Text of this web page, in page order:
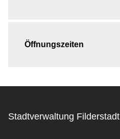
Öffnungszeiten
Stadtverwaltung Filderstadt